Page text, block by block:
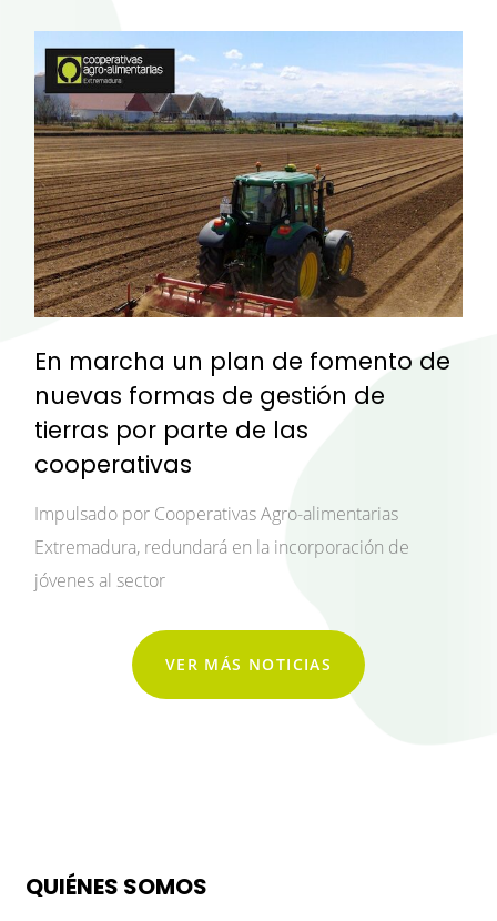
En marcha un plan de fomento de
nuevas formas de gestión de
tierras por parte de las
cooperativas
Impulsado por Cooperativas Agro-alimentarias
Extremadura, redundará en la incorporación de
jóvenes al sector
VER MÁS NOTICIAS
QUIÉNES SOMOS